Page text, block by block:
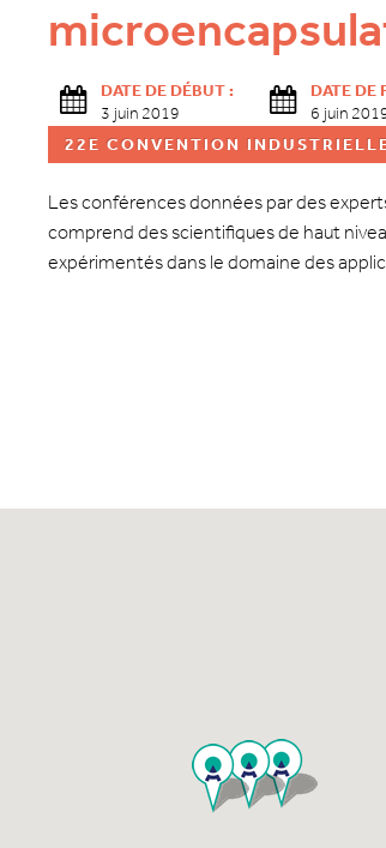
DATE DE DÉBUT :
3 juin 2019
DATE DE
6 juin
22E CONVENTION
Les conférences données par des
comprend des scientifiques de haut
expérimentés dans le domaine des